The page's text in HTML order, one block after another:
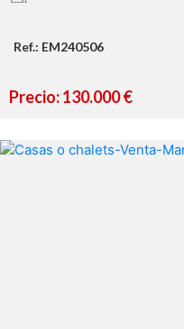
Ref.: EM240506
Precio: 130.000 €